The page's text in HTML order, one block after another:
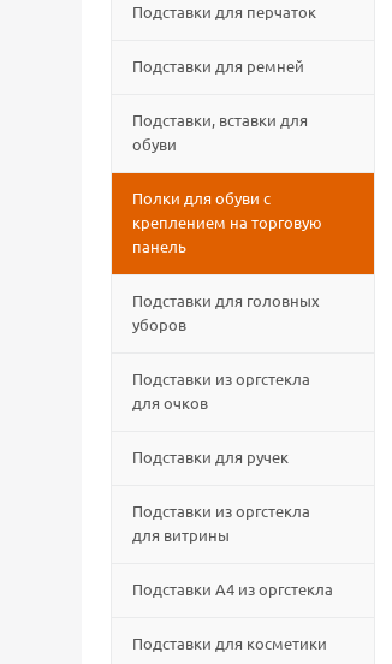
Подставки для перчаток
Подставки для ремней
Подставки, вставки для
обуви
Полки для обуви с
креплением на торговую
панель
Подставки для головных
уборов
Подставки из оргстекла
для очков
Подставки для ручек
Подставки из оргстекла
для витрины
Подставки А4 из оргстекла
Подставки для косметики